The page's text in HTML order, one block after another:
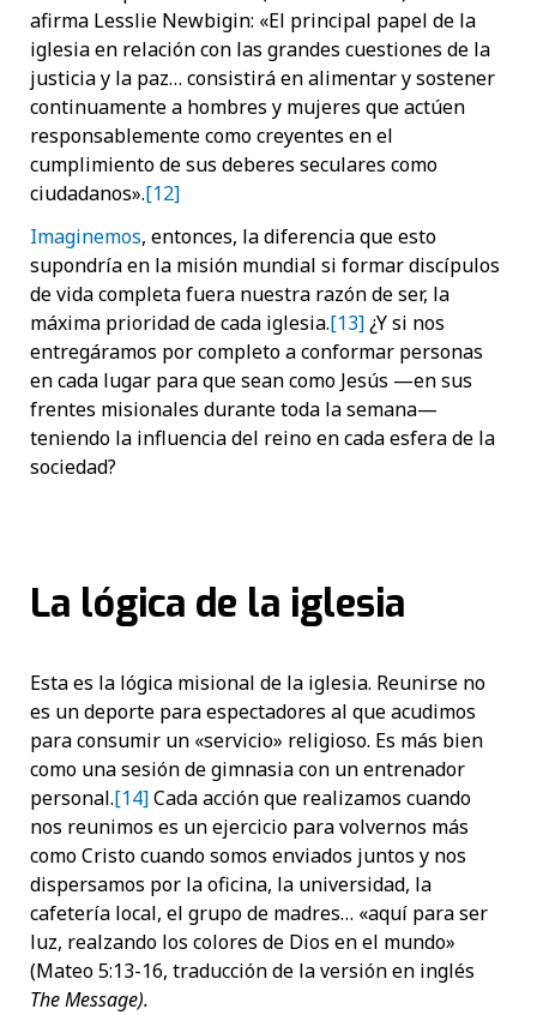
afirma Lesslie Newbigin: «El principal papel de la
iglesia en relación con las grandes cuestiones de la
justicia y la paz… consistirá en alimentar y sostener
continuamente a hombres y mujeres que actúen
responsablemente como creyentes en el
cumplimiento de sus deberes seculares como
ciudadanos».[12]
Imaginemos, entonces, la diferencia que esto
supondría en la misión mundial si formar discípulos
de vida completa fuera nuestra razón de ser, la
máxima prioridad de cada iglesia.[13]¿Y si nos
entregáramos por completo a conformar personas
en cada lugar para que sean como Jesús —en sus
frentes misionales durante toda la semana—
teniendo la influencia del reino en cada esfera de la
sociedad?
La lógica de la iglesia
Esta es la lógica misional de la iglesia. Reunirse no
es un deporte para espectadores al que acudimos
para consumir un «servicio» religioso. Es más bien
como una sesión de gimnasia con un entrenador
personal.[14]Cada acción que realizamos cuando
nos reunimos es un ejercicio para volvernos más
como Cristo cuando somos enviados juntos y nos
dispersamos por la oficina, la universidad, la
cafetería local, el grupo de madres… «aquí para ser
luz, realzando los colores de Dios en el mundo»
(Mateo 5:13-16, traducción de la versión en inglés
The Message).